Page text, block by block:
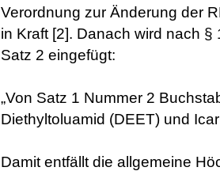
Verordnung zur Änderung der
in Kraft [2]. Danach wird nach
Satz 2 eingefügt:
„Von Satz 1 Nummer 2
Diethyltoluamid (DEET) und
Damit entfällt die allgemeine